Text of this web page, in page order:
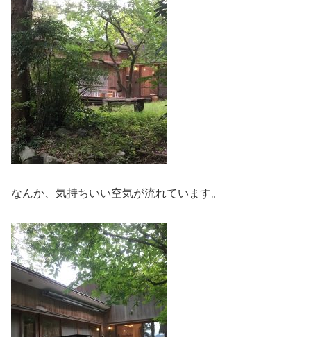
なんか、気持ちいい空気が流れています。